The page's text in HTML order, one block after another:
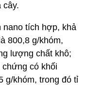
cây.
tích hợp, khả
800,8 g/khóm,
lượng chất khô;
có khối
g/khóm, trong đó tỉ